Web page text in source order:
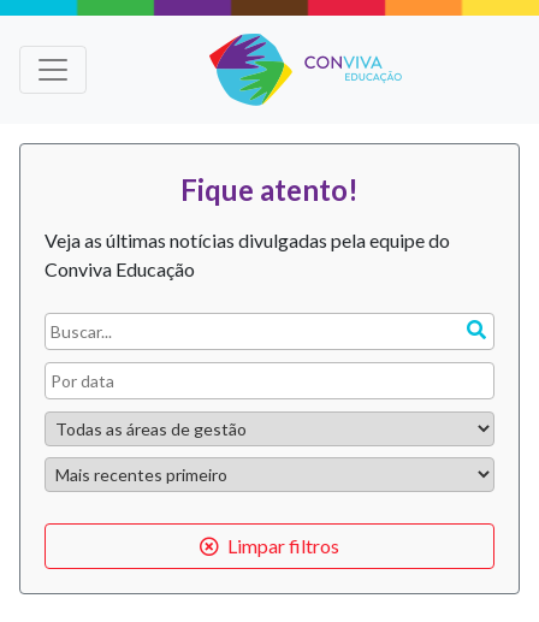
Fique atento!
Veja as últimas notícias divulgadas pela equipe do
Conviva Educação
Limpar filtros